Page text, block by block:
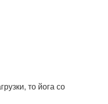
то йога со